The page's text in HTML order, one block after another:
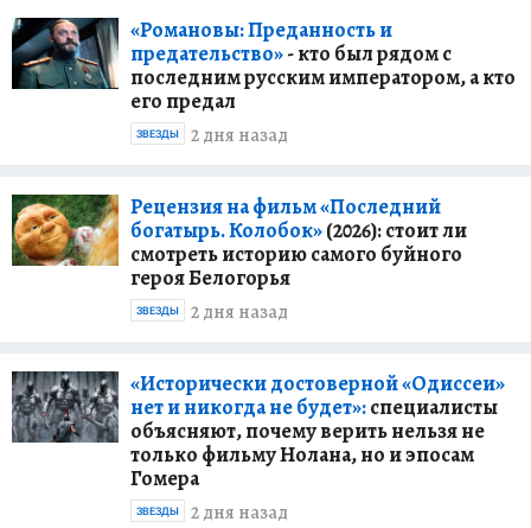
«Романовы: Преданность и
предательство»- кто был рядом с
последним русским императором, а кто
его предал
2 дня назад
ЗВЕЗДЫ
Рецензия на фильм «Последний
богатырь. Колобок»(2026): стоит ли
смотреть историю самого буйного
героя Белогорья
2 дня назад
ЗВЕЗДЫ
«Исторически достоверной «Одиссеи»
нет и никогда не будет»:специалисты
объясняют, почему верить нельзя не
только фильму Нолана, но и эпосам
Гомера
2 дня назад
ЗВЕЗДЫ